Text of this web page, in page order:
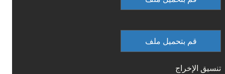
قم بتحميل ملف
تنسيق الإخراج